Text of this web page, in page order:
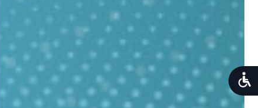
פתרונות ושירותי בדיקות והבטחת
איכות
למה אנחנו
Automation & Continuous
Testing